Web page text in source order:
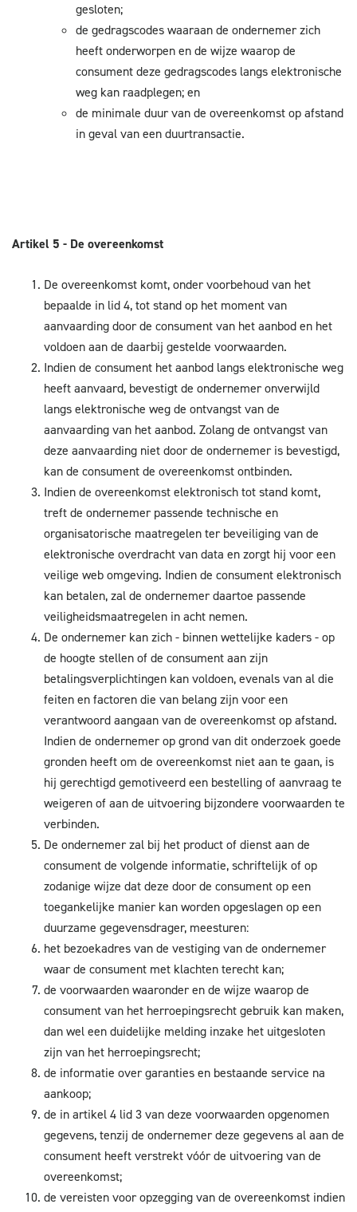
gesloten;
de gedragscodes waaraan de ondernemer zich
heeft onderworpen en de wijze waarop de
consument deze gedragscodes langs elektronische
weg kan raadplegen; en
de minimale duur van de overeenkomst op afstand
in geval van een duurtransactie.
Artikel 5 - De overeenkomst
De overeenkomst komt, onder voorbehoud van het
bepaalde in lid 4, tot stand op het moment van
aanvaarding door de consument van het aanbod en het
voldoen aan de daarbij gestelde voorwaarden.
Indien de consument het aanbod langs elektronische weg
heeft aanvaard, bevestigt de ondernemer onverwijld
langs elektronische weg de ontvangst van de
aanvaarding van het aanbod. Zolang de ontvangst van
deze aanvaarding niet door de ondernemer is bevestigd,
kan de consument de overeenkomst ontbinden.
Indien de overeenkomst elektronisch tot stand komt,
treft de ondernemer passende technische en
organisatorische maatregelen ter beveiliging van de
elektronische overdracht van data en zorgt hij voor een
veilige web omgeving. Indien de consument elektronisch
kan betalen, zal de ondernemer daartoe passende
veiligheidsmaatregelen in acht nemen.
De ondernemer kan zich - binnen wettelijke kaders - op
de hoogte stellen of de consument aan zijn
betalingsverplichtingen kan voldoen, evenals van al die
feiten en factoren die van belang zijn voor een
verantwoord aangaan van de overeenkomst op afstand.
Indien de ondernemer op grond van dit onderzoek goede
gronden heeft om de overeenkomst niet aan te gaan, is
hij gerechtigd gemotiveerd een bestelling of aanvraag te
weigeren of aan de uitvoering bijzondere voorwaarden te
verbinden.
De ondernemer zal bij het product of dienst aan de
consument de volgende informatie, schriftelijk of op
zodanige wijze dat deze door de consument op een
toegankelijke manier kan worden opgeslagen op een
duurzame gegevensdrager, meesturen:
het bezoekadres van de vestiging van de ondernemer
waar de consument met klachten terecht kan;
de voorwaarden waaronder en de wijze waarop de
consument van het herroepingsrecht gebruik kan maken,
dan wel een duidelijke melding inzake het uitgesloten
zijn van het herroepingsrecht;
de informatie over garanties en bestaande service na
aankoop;
de in artikel 4 lid 3 van deze voorwaarden opgenomen
gegevens, tenzij de ondernemer deze gegevens al aan de
consument heeft verstrekt vóór de uitvoering van de
overeenkomst;
de vereisten voor opzegging van de overeenkomst indien